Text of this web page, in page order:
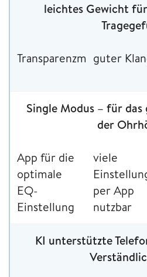
leichtes Gewicht
Transparenzmodus
guter
Single Modus – für
der
App für die
optimale
EQ-
Einstellung
viele
per App
nutzbar
KI unterstützte